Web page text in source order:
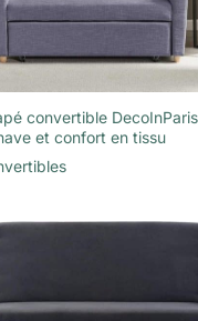
convertible
et confort en tissu